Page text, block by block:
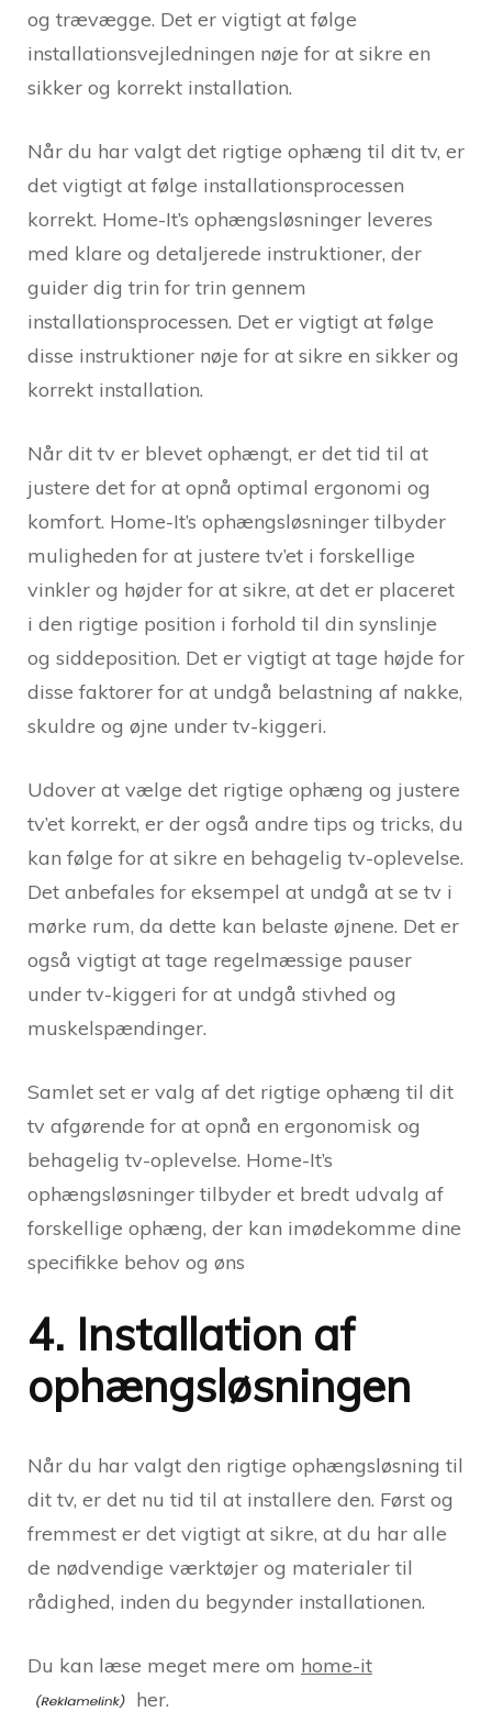
og trævægge. Det er vigtigt at følge
installationsvejledningen nøje for at sikre en
sikker og korrekt installation.
Når du har valgt det rigtige ophæng til dit tv, er
det vigtigt at følge installationsprocessen
korrekt. Home-It’s ophængsløsninger leveres
med klare og detaljerede instruktioner, der
guider dig trin for trin gennem
installationsprocessen. Det er vigtigt at følge
disse instruktioner nøje for at sikre en sikker og
korrekt installation.
Når dit tv er blevet ophængt, er det tid til at
justere det for at opnå optimal ergonomi og
komfort. Home-It’s ophængsløsninger tilbyder
muligheden for at justere tv’et i forskellige
vinkler og højder for at sikre, at det er placeret
i den rigtige position i forhold til din synslinje
og siddeposition. Det er vigtigt at tage højde for
disse faktorer for at undgå belastning af nakke,
skuldre og øjne under tv-kiggeri.
Udover at vælge det rigtige ophæng og justere
tv’et korrekt, er der også andre tips og tricks, du
kan følge for at sikre en behagelig tv-oplevelse.
Det anbefales for eksempel at undgå at se tv i
mørke rum, da dette kan belaste øjnene. Det er
også vigtigt at tage regelmæssige pauser
under tv-kiggeri for at undgå stivhed og
muskelspændinger.
Samlet set er valg af det rigtige ophæng til dit
tv afgørende for at opnå en ergonomisk og
behagelig tv-oplevelse. Home-It’s
ophængsløsninger tilbyder et bredt udvalg af
forskellige ophæng, der kan imødekomme dine
specifikke behov og øns
4. Installation af
ophængsløsningen
Når du har valgt den rigtige ophængsløsning til
dit tv, er det nu tid til at installere den. Først og
fremmest er det vigtigt at sikre, at du har alle
de nødvendige værktøjer og materialer til
rådighed, inden du begynder installationen.
Du kan læse meget mere om home-it
her.